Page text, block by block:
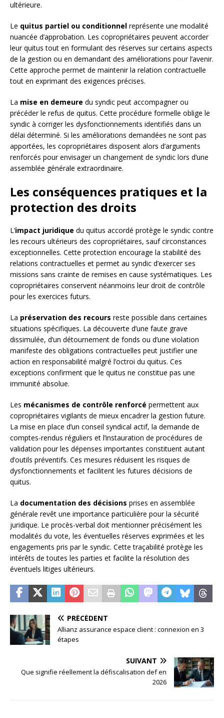
ultérieure.
Le quitus partiel ou conditionnel représente une modalité
nuancée d’approbation. Les copropriétaires peuvent accorder
leur quitus tout en formulant des réserves sur certains aspects
de la gestion ou en demandant des améliorations pour l’avenir.
Cette approche permet de maintenir la relation contractuelle
tout en exprimant des exigences précises.
La mise en demeure du syndic peut accompagner ou
précéder le refus de quitus. Cette procédure formelle oblige le
syndic à corriger les dysfonctionnements identifiés dans un
délai déterminé. Si les améliorations demandées ne sont pas
apportées, les copropriétaires disposent alors d’arguments
renforcés pour envisager un changement de syndic lors d’une
assemblée générale extraordinaire.
Les conséquences pratiques et la
protection des droits
L’impact juridique du quitus accordé protège le syndic contre
les recours ultérieurs des copropriétaires, sauf circonstances
exceptionnelles. Cette protection encourage la stabilité des
relations contractuelles et permet au syndic d’exercer ses
missions sans crainte de remises en cause systématiques. Les
copropriétaires conservent néanmoins leur droit de contrôle
pour les exercices futurs.
La préservation des recours reste possible dans certaines
situations spécifiques. La découverte d’une faute grave
dissimulée, d’un détournement de fonds ou d’une violation
manifeste des obligations contractuelles peut justifier une
action en responsabilité malgré l’octroi du quitus. Ces
exceptions confirment que le quitus ne constitue pas une
immunité absolue.
Les mécanismes de contrôle renforcé permettent aux
copropriétaires vigilants de mieux encadrer la gestion future.
La mise en place d’un conseil syndical actif, la demande de
comptes-rendus réguliers et l’instauration de procédures de
validation pour les dépenses importantes constituent autant
d’outils préventifs. Ces mesures réduisent les risques de
dysfonctionnements et facilitent les futures décisions de
quitus.
La documentation des décisions prises en assemblée
générale revêt une importance particulière pour la sécurité
juridique. Le procès-verbal doit mentionner précisément les
modalités du vote, les éventuelles réserves exprimées et les
engagements pris par le syndic. Cette traçabilité protège les
intérêts de toutes les parties et facilite la résolution des
éventuels litiges ultérieurs.
PRÉCÉDENT
Allianz assurance espace client : connexion en 3
étapes
SUIVANT
Que signifie réellement la défiscalisation def en
2026